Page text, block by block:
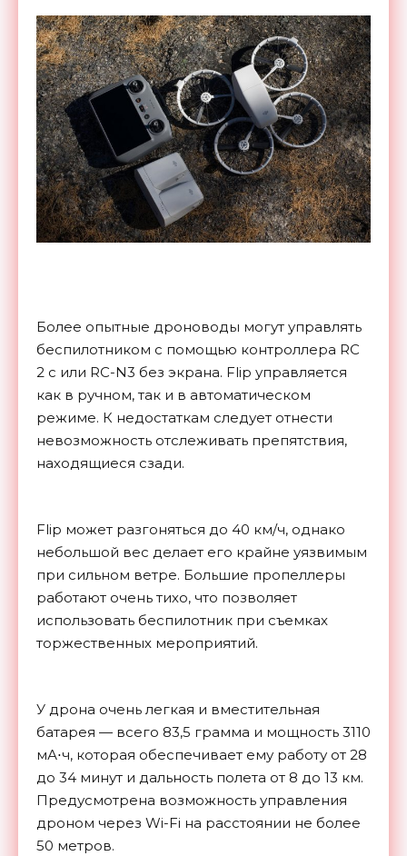
Более опытные дроноводы могут управлять
беспилотником с помощью контроллера RC
2 c или RC-N3 без экрана. Flip управляется
как в ручном, так и в автоматическом
режиме. К недостаткам следует отнести
невозможность отслеживать препятствия,
находящиеся сзади.
Flip может разгоняться до 40 км/ч, однако
небольшой вес делает его крайне уязвимым
при сильном ветре. Большие пропеллеры
работают очень тихо, что позволяет
использовать беспилотник при съемках
торжественных мероприятий.
У дрона очень легкая и вместительная
батарея — всего 83,5 грамма и мощность 3110
мА⋅ч, которая обеспечивает ему работу от 28
до 34 минут и дальность полета от 8 до 13 км.
Предусмотрена возможность управления
дроном через Wi-Fi на расстоянии не более
50 метров.